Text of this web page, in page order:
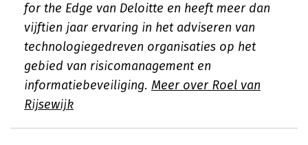
for the Edge van Deloitte en heeft meer dan
vijftien jaar ervaring in het adviseren van
technologiegedreven organisaties op het
gebied van risicomanagement en
informatiebeveiliging. Meer over Roel van
Rijsewijk